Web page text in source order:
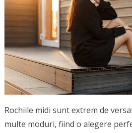
Rochiile midi sunt extrem de
multe moduri, fiind o alegere